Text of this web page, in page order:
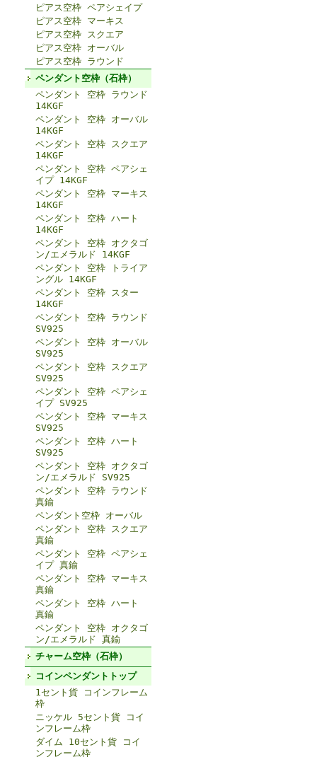
ピアス空枠 ペアシェイプ
ピアス空枠 マーキス
ピアス空枠 スクエア
ピアス空枠 オーバル
ピアス空枠 ラウンド
ペンダント空枠（石枠）
ペンダント 空枠 ラウンド
14KGF
ペンダント 空枠 オーバル
14KGF
ペンダント 空枠 スクエア
14KGF
ペンダント 空枠 ペアシェ
イプ 14KGF
ペンダント 空枠 マーキス
14KGF
ペンダント 空枠 ハート
14KGF
ペンダント 空枠 オクタゴ
ン/エメラルド 14KGF
ペンダント 空枠 トライア
ングル 14KGF
ペンダント 空枠 スター
14KGF
ペンダント 空枠 ラウンド
SV925
ペンダント 空枠 オーバル
SV925
ペンダント 空枠 スクエア
SV925
ペンダント 空枠 ペアシェ
イプ SV925
ペンダント 空枠 マーキス
SV925
ペンダント 空枠 ハート
SV925
ペンダント 空枠 オクタゴ
ン/エメラルド SV925
ペンダント 空枠 ラウンド
真鍮
ペンダント空枠 オーバル
ペンダント 空枠 スクエア
真鍮
ペンダント 空枠 ペアシェ
イプ 真鍮
ペンダント 空枠 マーキス
真鍮
ペンダント 空枠 ハート
真鍮
ペンダント 空枠 オクタゴ
ン/エメラルド 真鍮
チャーム空枠（石枠）
コインペンダントトップ
1セント貨 コインフレーム
枠
ニッケル 5セント貨 コイ
ンフレーム枠
ダイム 10セント貨 コイ
ンフレーム枠